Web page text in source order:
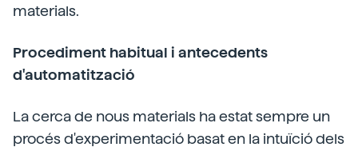
materials.
Procediment habitual i antecedents
d'automatització
La cerca de nous materials ha estat sempre un
procés d'experimentació basat en la intuïció dels